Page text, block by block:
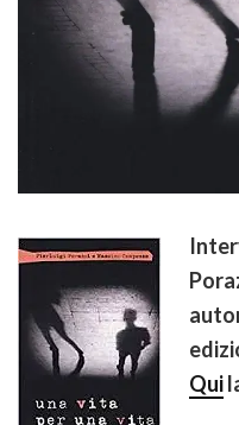
Qui